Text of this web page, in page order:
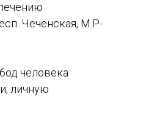
Чеченская, М.Р-
человека
личную